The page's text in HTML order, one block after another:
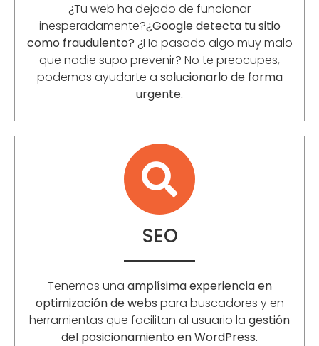
¿Tu web ha dejado de funcionar
inesperadamente?¿Google detecta tu sitio
como fraudulento? ¿Ha pasado algo muy malo
que nadie supo prevenir? No te preocupes,
podemos ayudarte a solucionarlo de forma
urgente.
SEO
Tenemos una amplísima experiencia en
optimización de webs para buscadores y en
herramientas que facilitan al usuario la gestión
del posicionamiento en WordPress.